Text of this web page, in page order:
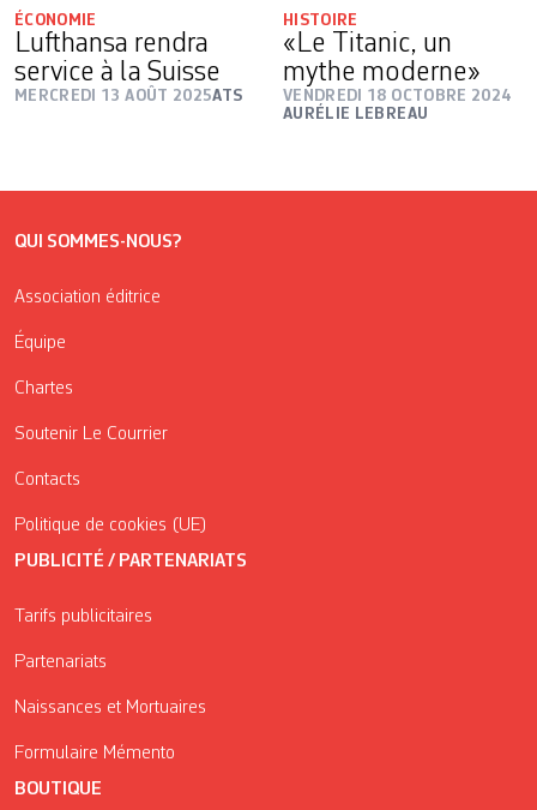
ÉCONOMIE
Lufthansa rendra
service à la Suisse
MERCREDI 13 AOÛT 2025ATS
HISTOIRE
«Le Titanic, un
mythe moderne»
VENDREDI 18 OCTOBRE 2024
AURÉLIE LEBREAU
QUI SOMMES-NOUS?
Association éditrice
Équipe
Chartes
Soutenir Le Courrier
Contacts
Politique de cookies (UE)
PUBLICITÉ / PARTENARIATS
Tarifs publicitaires
Partenariats
Naissances et Mortuaires
Formulaire Mémento
BOUTIQUE